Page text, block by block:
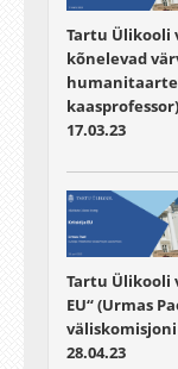
Tartu Ülikooli
kõnelevad
kaasprofessor)
17.03.23
Tartu Ülikooli
EU“ (Urmas
väliskomisjoni
28.04.23